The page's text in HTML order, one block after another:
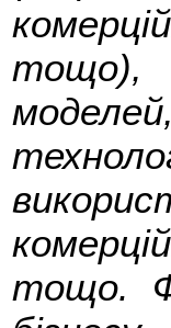
тощо),
тощо.